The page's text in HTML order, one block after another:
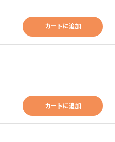
カートに追加
カートに追加